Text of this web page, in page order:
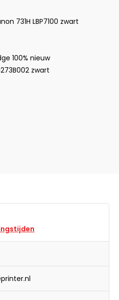
731H LBP7100 zwart
100% nieuw
zwart